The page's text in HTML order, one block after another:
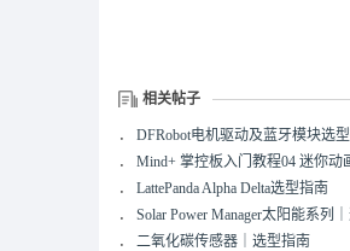
相关帖子
． DFRobot电机驱动及蓝牙模块选
． Mind+ 掌控板入门教程04 迷你动
． LattePanda Alpha Delta选型指南
． Solar Power Manager太阳能系列
． 二氧化碳传感器｜选型指南